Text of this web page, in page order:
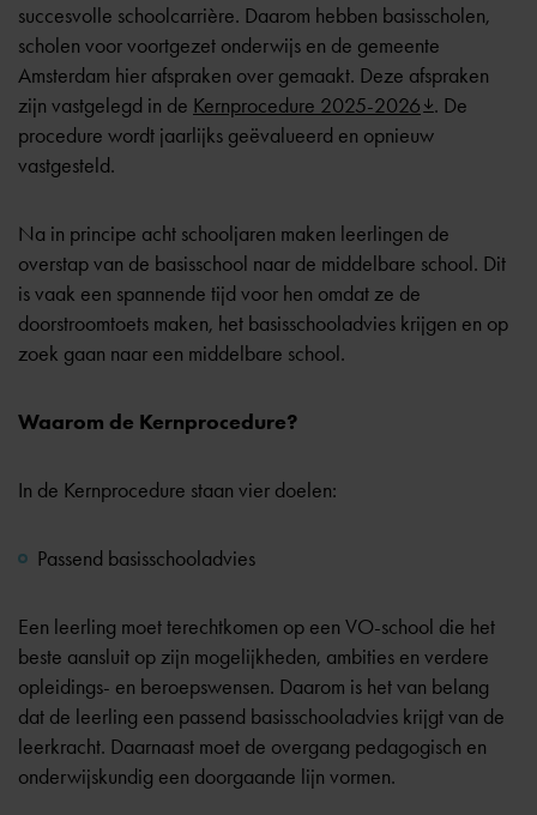
succesvolle schoolcarrière. Daarom hebben basisscholen,
scholen voor voortgezet onderwijs en de gemeente
Amsterdam hier afspraken over gemaakt. Deze afspraken
zijn vastgelegd in de Kernprocedure 2025-2026 . De
procedure wordt jaarlijks geëvalueerd en opnieuw
vastgesteld.
Na in principe acht schooljaren maken leerlingen de
overstap van de basisschool naar de middelbare school. Dit
is vaak een spannende tijd voor hen omdat ze de
doorstroomtoets maken, het basisschooladvies krijgen en op
zoek gaan naar een middelbare school.
Waarom de Kernprocedure?
In de Kernprocedure staan vier doelen:
Passend basisschooladvies
Een leerling moet terechtkomen op een VO-school die het
beste aansluit op zijn mogelijkheden, ambities en verdere
opleidings- en beroepswensen. Daarom is het van belang
dat de leerling een passend basisschooladvies krijgt van de
leerkracht. Daarnaast moet de overgang pedagogisch en
onderwijskundig een doorgaande lijn vormen.